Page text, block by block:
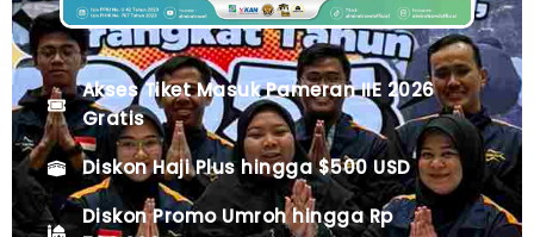
Akses Tiket Masuk Pameran IIE 2026
Gratis
Diskon Haji Plus hingga $500 USD
Diskon Promo Umroh hingga Rp